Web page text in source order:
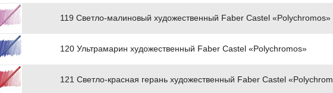
119 Светло-малиновый художественный Faber Castel «Polychromos»
120 Ультрамарин художественный Faber Castel «Polychromos»
121 Светло-красная герань художественный Faber Castel «Polychrom